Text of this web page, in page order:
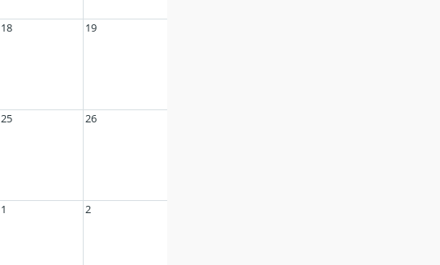
18 19
25 26
1 2